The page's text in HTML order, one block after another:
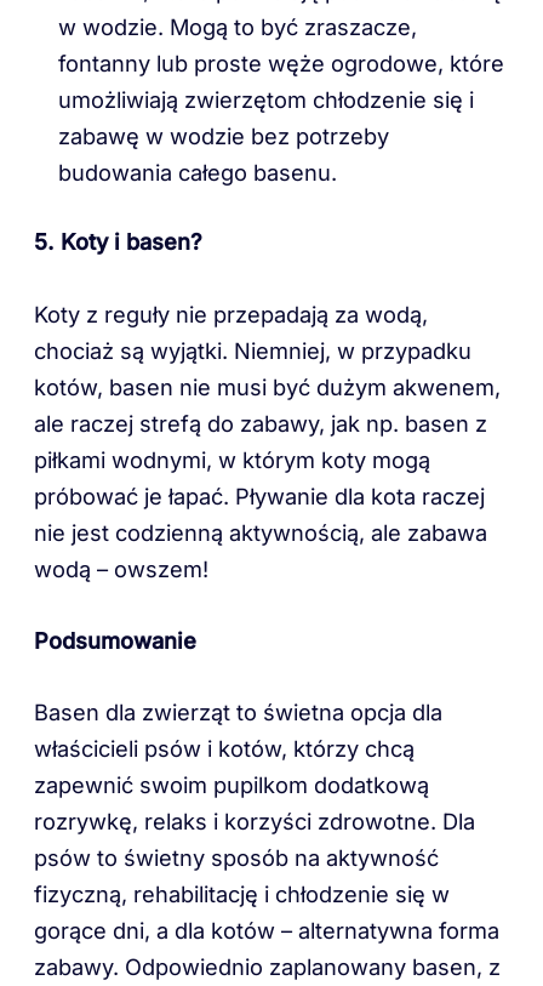
w wodzie. Mogą to być zraszacze,
fontanny lub proste węże ogrodowe, które
umożliwiają zwierzętom chłodzenie się i
zabawę w wodzie bez potrzeby
budowania całego basenu.
5. Koty i basen?
Koty z reguły nie przepadają za wodą,
chociaż są wyjątki. Niemniej, w przypadku
kotów, basen nie musi być dużym akwenem,
ale raczej strefą do zabawy, jak np. basen z
piłkami wodnymi, w którym koty mogą
próbować je łapać. Pływanie dla kota raczej
nie jest codzienną aktywnością, ale zabawa
wodą – owszem!
Podsumowanie
Basen dla zwierząt to świetna opcja dla
właścicieli psów i kotów, którzy chcą
zapewnić swoim pupilkom dodatkową
rozrywkę, relaks i korzyści zdrowotne. Dla
psów to świetny sposób na aktywność
fizyczną, rehabilitację i chłodzenie się w
gorące dni, a dla kotów – alternatywna forma
zabawy. Odpowiednio zaplanowany basen, z